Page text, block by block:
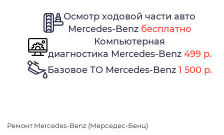
Осмотр ходовой части авто
Mercedes-Benz бесплатно
Компьютерная
диагностика Mercedes-Benz 499 р.
Базовое ТО Mercedes-Benz 1 500 р.
Ремонт Mercedes-Benz (Мерседес-Бенц)